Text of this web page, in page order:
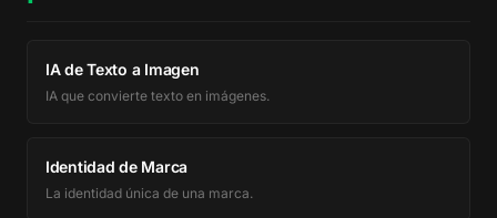
IA de Texto a Imagen
IA que convierte texto en imágenes.
Identidad de Marca
La identidad única de una marca.